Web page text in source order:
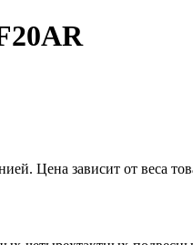
Цена зависит от веса